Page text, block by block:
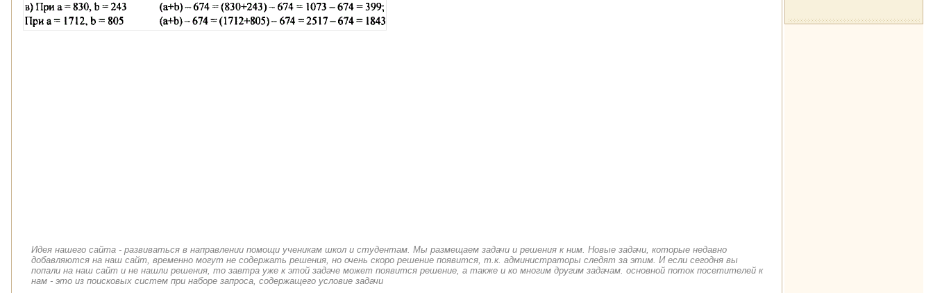
Идея нашего сайта - развиваться в направлении помощи ученикам школ и студентам. Мы размещаем задачи и решения к ним. Новые задачи, которые недавно
добавляются на наш сайт, временно могут не содержать решения, но очень скоро решение появится, т.к. администраторы следят за этим. И если сегодня вы
попали на наш сайт и не нашли решения, то завтра уже к этой задаче может появится решение, а также и ко многим другим задачам. основной поток посетителей к
нам - это из поисковых систем при наборе запроса, содержащего условие задачи